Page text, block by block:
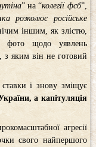
” на “колегії фсб”,
розколює російське
іншим, як злістю,
фото щодо уявлень
з яким він не готовий
і знову зміщує
а капітуляція
агресії
свого найпершого